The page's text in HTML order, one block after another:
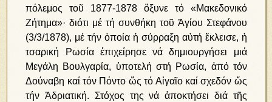
πόλεμος τοῦ 1877-1878 ὄξυνε τό «Μακεδονικό
Ζήτημα»· διότι μέ τή συνθήκη τοῦ Ἁγίου Στεφάνου
(3/3/1878), μέ τήν ὁποία ἡ σύρραξη αὐτή ἔκλεισε, ἡ
τσαρική Ρωσία ἐπιχείρησε νά δημιουργήσει μιά
Μεγάλη Βουλγαρία, ὑποτελή στή Ρωσία, ἀπό τόν
Δούναβη καί τόν Πόντο ὥς τό Αἰγαῖο καί σχεδόν ὥς
τήν Ἀδριατική. Στόχος της νά ἀποκτήσει διά τῆς